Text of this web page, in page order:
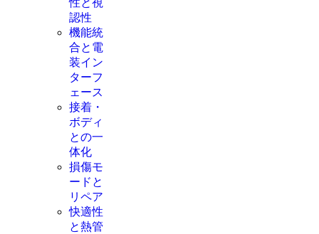
認性
機能統
合と電
装イン
ターフ
ェース
接着・
ボディ
との一
体化
損傷モ
ードと
リペア
快適性
と熱管